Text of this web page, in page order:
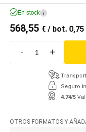
En stock i
568,55 € / bot. 0,75
- +
Seguro
4.74/5
OTROS FORMATOS Y